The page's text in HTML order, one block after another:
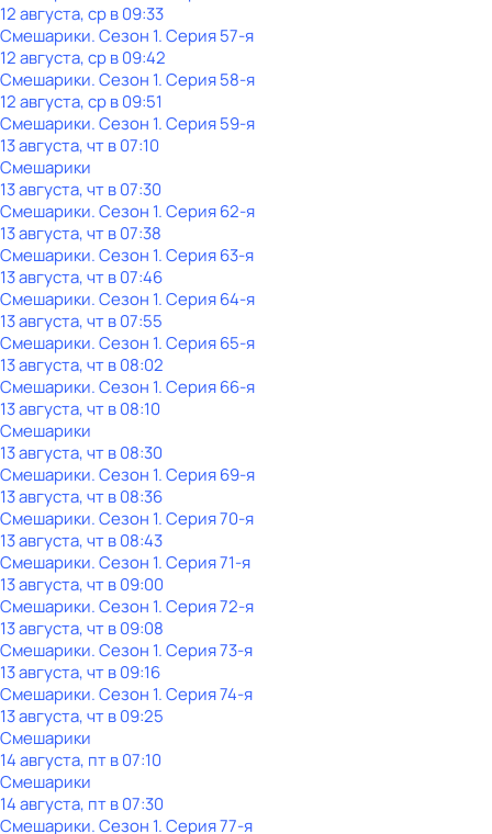
12 августа, ср в 09:33
Смешарики. Сезон 1. Серия 57-я
12 августа, ср в 09:42
Смешарики. Сезон 1. Серия 58-я
12 августа, ср в 09:51
Смешарики. Сезон 1. Серия 59-я
13 августа, чт в 07:10
Смешарики
13 августа, чт в 07:30
Смешарики. Сезон 1. Серия 62-я
13 августа, чт в 07:38
Смешарики. Сезон 1. Серия 63-я
13 августа, чт в 07:46
Смешарики. Сезон 1. Серия 64-я
13 августа, чт в 07:55
Смешарики. Сезон 1. Серия 65-я
13 августа, чт в 08:02
Смешарики. Сезон 1. Серия 66-я
13 августа, чт в 08:10
Смешарики
13 августа, чт в 08:30
Смешарики. Сезон 1. Серия 69-я
13 августа, чт в 08:36
Смешарики. Сезон 1. Серия 70-я
13 августа, чт в 08:43
Смешарики. Сезон 1. Серия 71-я
13 августа, чт в 09:00
Смешарики. Сезон 1. Серия 72-я
13 августа, чт в 09:08
Смешарики. Сезон 1. Серия 73-я
13 августа, чт в 09:16
Смешарики. Сезон 1. Серия 74-я
13 августа, чт в 09:25
Смешарики
14 августа, пт в 07:10
Смешарики
14 августа, пт в 07:30
Смешарики. Сезон 1. Серия 77-я